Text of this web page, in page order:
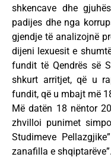
shkencave dhe
padijes dhe nga
gjendje të analizojnë
dijeni lexuesit e
fundit të Qendrës së
shkurt arritjet, që u
fundit, që u mbajt më
Më datën 18 nëntor
zhvilloi punimet
Studimeve
zanafilla e shqiptarëve”.